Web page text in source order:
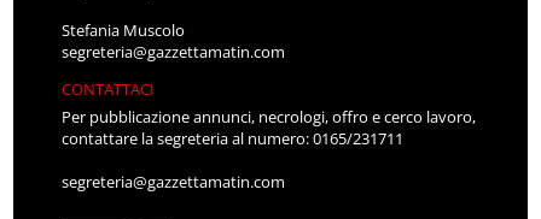
Stefania Muscolo
segreteria@gazzettamatin.com
CONTATTACI
Per pubblicazione annunci, necrologi, offro e cerco lavoro,
contattare la segreteria al numero: 0165/231711
segreteria@gazzettamatin.com